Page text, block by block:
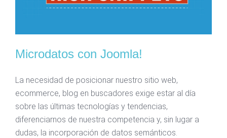
Microdatos con Joomla!
La necesidad de posicionar nuestro sitio web,
ecommerce, blog en buscadores exige estar al día
sobre las últimas tecnologías y tendencias,
diferenciarnos de nuestra competencia y, sin lugar a
dudas, la incorporación de datos semánticos.